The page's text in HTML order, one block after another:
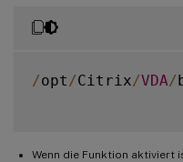
/opt /Citrix/VDA/
Wenn die Funktion aktiviert